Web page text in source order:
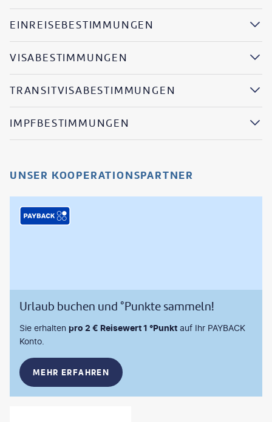
EINREISEBESTIMMUNGEN
VISABESTIMMUNGEN
TRANSITVISABESTIMMUNGEN
IMPFBESTIMMUNGEN
UNSER KOOPERATIONSPARTNER
Urlaub buchen und °Punkte sammeln!
Sie erhalten pro 2 € Reisewert 1 °Punkt auf Ihr PAYBACK
Konto.
MEHR ERFAHREN